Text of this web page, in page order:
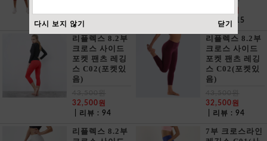
| 리뷰 : 15
| 리뷰 : 15
리플렉스 8.2부
크로스 사이드
포켓 팬츠 레깅
스 C02(포켓있
음)
32,500원
| 리뷰 : 94
리플렉스 8.2부
크로스 사이드
포켓 팬츠 레깅
스 C02(포켓있
음)
32,500원
| 리뷰 : 94
리플렉스 8.2부
7부 크로스라인
다시 보지 않기 닫기